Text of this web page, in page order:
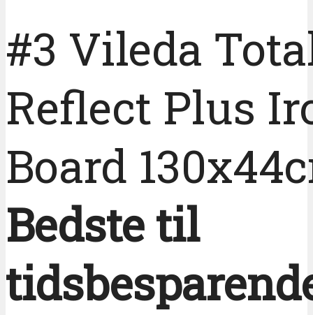
#3 Vileda
Reflect Plus
Board
Bedste til